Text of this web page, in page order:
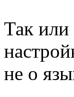
Так или
не о